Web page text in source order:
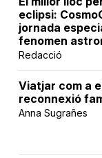
eclipsi:
jornada
fenomen
Redacció
Viatjar com a
reconnexió
Anna Sugrañes